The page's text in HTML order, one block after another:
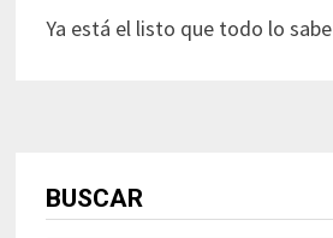
Ya está el listo que todo lo sabe
BUSCAR